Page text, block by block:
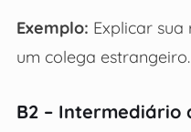
Exemplo: Explicar
um colega estrangeiro.
B2 – Intermediário